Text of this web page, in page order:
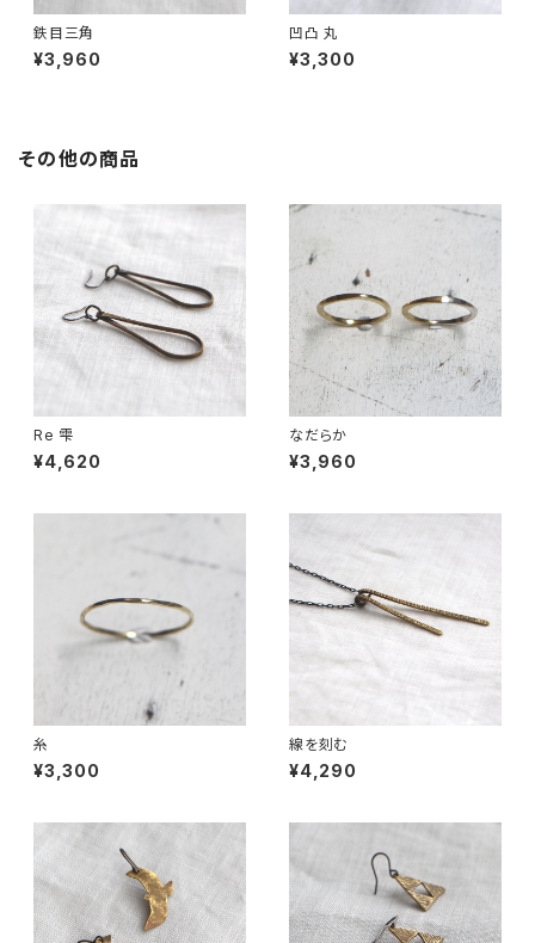
鉄目三角
¥3,960
凹凸 丸
¥3,300
その他の商品
Re 雫
¥4,620
なだらか
¥3,960
糸
¥3,300
線を刻む
¥4,290